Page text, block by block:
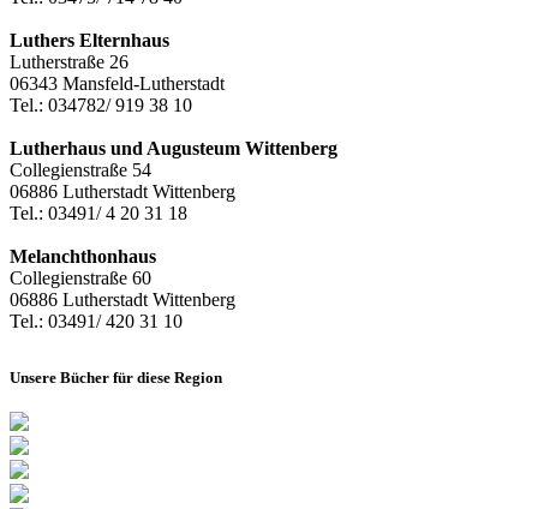
Luthers Elternhaus
Lutherstraße 26
06343 Mansfeld-Lutherstadt
Tel.: 034782/ 919 38 10
Lutherhaus und Augusteum Wittenberg
Collegienstraße 54
06886 Lutherstadt Wittenberg
Tel.: 03491/ 4 20 31 18
Melanchthonhaus
Collegienstraße 60
06886 Lutherstadt Wittenberg
Tel.: 03491/ 420 31 10
Unsere Bücher für diese Region